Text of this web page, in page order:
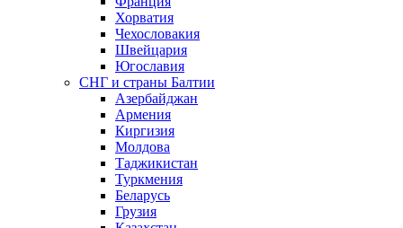
Хорватия
Чехословакия
Швейцария
Югославия
СНГ и страны Балтии
Азербайджан
Армения
Киргизия
Молдова
Таджикистан
Туркмения
Беларусь
Грузия